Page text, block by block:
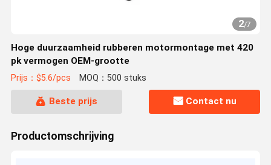
2/7
Hoge duurzaamheid rubberen motormontage met 420
pk vermogen OEM-grootte
Prijs：$5.6/pcs MOQ：500 stuks
Beste prijs Contact nu
Productomschrijving